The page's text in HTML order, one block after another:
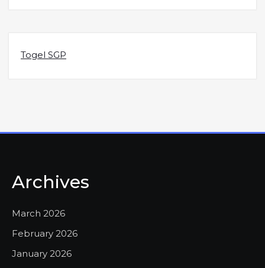
Togel SGP
Archives
March 2026
February 2026
January 2026